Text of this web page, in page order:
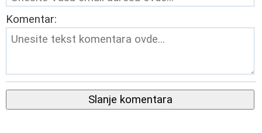
Komentar:
Slanje komentara